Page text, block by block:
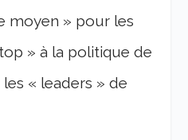
moyen » pour les
» à la politique de
« leaders » de